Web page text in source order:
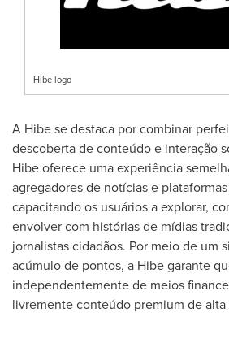
Hibe logo
A Hibe se destaca por combinar
descoberta de conteúdo e interação
Hibe oferece uma experiência
agregadores de notícias e
capacitando os usuários a explorar,
envolver com histórias de mídias
jornalistas cidadãos. Por meio de um
acúmulo de pontos, a Hibe garante
independentemente de meios
livremente conteúdo premium de